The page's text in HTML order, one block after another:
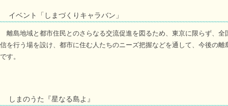
イベント「しまづくりキャラバン」
離島地域と都市住民とのさらなる交流促進を図るため、東京に限らず、
信を行う場を設け、都市に住む人たちのニーズ把握などを通して、今後の
です。
しまのうた『星なる島よ』